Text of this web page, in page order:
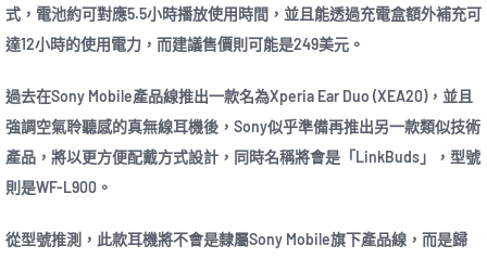
式，電池約可對應5.5小時播放使用時間，並且能透過充電盒額外補充可
達12小時的使用電力，而建議售價則可能是249美元。
過去在Sony Mobile產品線推出一款名為Xperia Ear Duo (XEA20)，並且
強調空氣聆聽感的真無線耳機後，Sony似乎準備再推出另一款類似技術
產品，將以更方便配戴方式設計，同時名稱將會是「LinkBuds」，型號
則是WF-L900。
從型號推測，此款耳機將不會是隸屬Sony Mobile旗下產品線，而是歸